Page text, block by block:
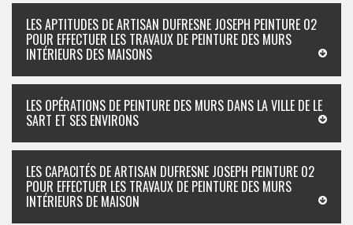
LES APTITUDES DE ARTISAN DUFRESNE JOSEPH PEINTURE 02
POUR EFFECTUER LES TRAVAUX DE PEINTURE DES MURS
INTÉRIEURS DES MAISONS
LES OPÉRATIONS DE PEINTURE DES MURS DANS LA VILLE DE LE
SART ET SES ENVIRONS
LES CAPACITÉS DE ARTISAN DUFRESNE JOSEPH PEINTURE 02
POUR EFFECTUER LES TRAVAUX DE PEINTURE DES MURS
INTÉRIEURS DE MAISON